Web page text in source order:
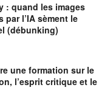
: quand les images
par l’IA sèment le
(débunking)
une formation sur le
l’esprit critique et le